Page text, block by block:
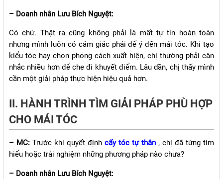
– Doanh nhân Lưu Bích Nguyệt:
Có chứ. Thật ra cũng không phải là mất tự tin hoàn toàn
nhưng mình luôn có cảm giác phải để ý đến mái tóc. Khi tạo
kiểu tóc hay chọn phong cách xuất hiện, chị thường phải cân
nhắc nhiều hơn để che đi khuyết điểm. Lâu dần, chị thấy mình
cần một giải pháp thực hiện hiệu quả hơn.
II. HÀNH TRÌNH TÌM GIẢI PHÁP PHÙ HỢP
CHO MÁI TÓC
– MC: Trước khi quyết định cấy tóc tự thân , chị đã từng tìm
hiểu hoặc trải nghiệm những phương pháp nào chưa?
– Doanh nhân Lưu Bích Nguyệt: